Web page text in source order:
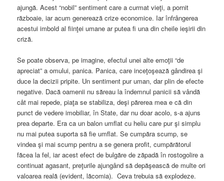
ajungă. Acest “nobil” sentiment care a curmat vieţi, a pornit
războaie, iar acum generează crize economice. Iar înfrângerea
acestui imbold al fiinţei umane ar putea fi una din cheile ieşirii din
criză.
Se poate observa, pe imagine, efectul unei alte emoţii “de
apreciat” a omului, panica. Panica, care inceţoşează gândirea şi
duce la decizii pripite. Un sentiment pur uman, dar plin de efecte
negative. Dacă oamenii nu săreau la îndemnul panicii să vândă
cât mai repede, piaţa se stabiliza, deşi părerea mea e că din
punct de vedere imobiliar, în State, dar nu doar acolo, s-a ajuns
prea departe. Era ca un balon umflat cu heliu care pur şi simplu
nu mai putea suporta să fie umflat. Se cumpăra scump, se
vindea şi mai scump pentru a se genera profit, cumpărătorul
făcea la fel, iar acest efect de bulgăre de zăpadă în rostogolire a
continuat agasant, preţurile ajungând să depăşească de multe ori
valoarea reală (evident, lăcomia). Ceva trebuia să explodeze.